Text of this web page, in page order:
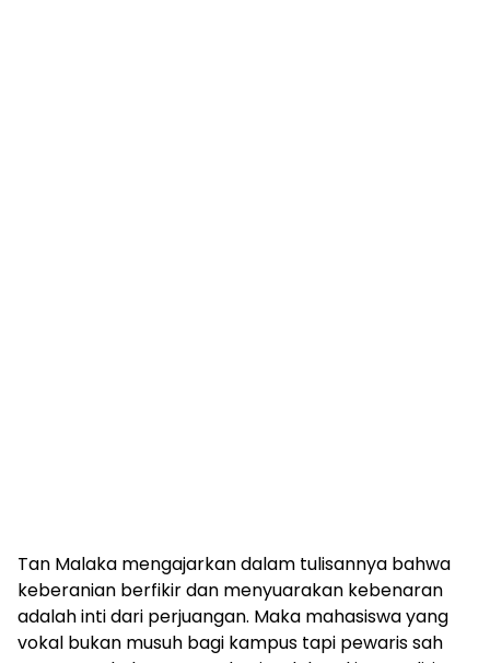
Tan Malaka mengajarkan dalam tulisannya bahwa
keberanian berfikir dan menyuarakan kebenaran
adalah inti dari perjuangan. Maka mahasiswa yang
vokal bukan musuh bagi kampus tapi pewaris sah